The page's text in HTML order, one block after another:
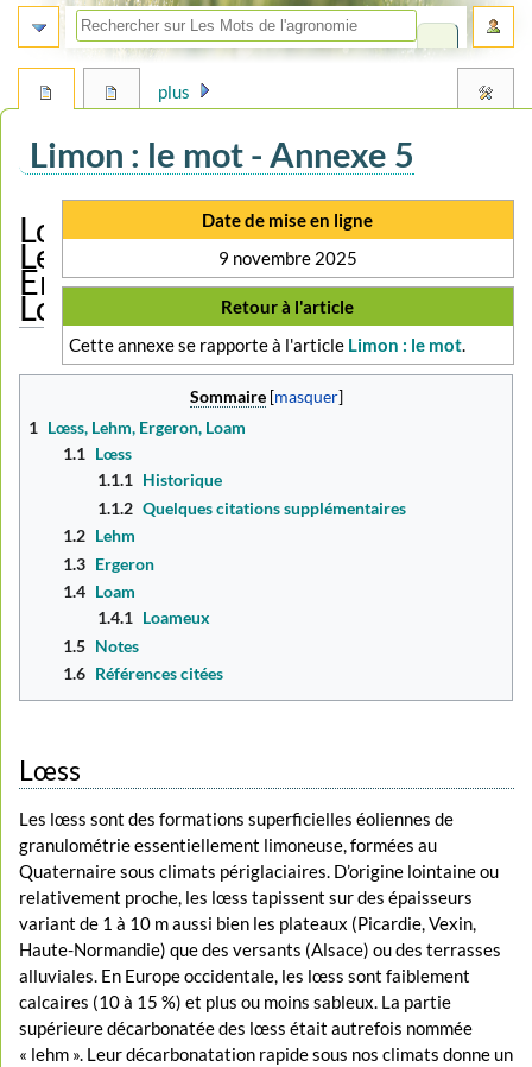
Limon : le mot - Annexe 5
à
la
navigation
à
la
recherche
Date de mise en ligne
9 novembre 2025
Retour à l'article
Cette annexe se rapporte à l'article Limon : le mot.
Lœss,
Lehm,
Ergeron,
Loam
Sommaire
1 Lœss, Lehm, Ergeron, Loam
1.1 Lœss
1.1.1 Historique
1.1.2 Quelques citations supplémentaires
1.2 Lehm
1.3 Ergeron
1.4 Loam
1.4.1 Loameux
1.5 Notes
1.6 Références citées
Lœss
Les lœss sont des formations superficielles éoliennes de
granulométrie essentiellement limoneuse, formées au
Quaternaire sous climats périglaciaires. D’origine lointaine ou
relativement proche, les lœss tapissent sur des épaisseurs
variant de 1 à 10 m aussi bien les plateaux (Picardie, Vexin,
Haute-Normandie) que des versants (Alsace) ou des terrasses
alluviales. En Europe occidentale, les lœss sont faiblement
calcaires (10 à 15 %) et plus ou moins sableux. La partie
supérieure décarbonatée des lœss était autrefois nommée
« lehm ». Leur décarbonatation rapide sous nos climats donne un
plus